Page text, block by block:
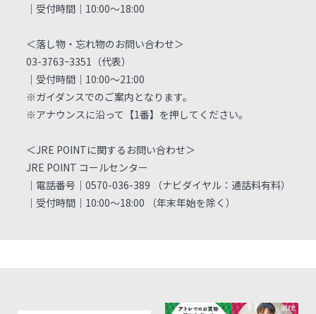
｜受付時間｜10:00～18:00
＜落し物・忘れ物のお問い合わせ＞
03-3763ｰ3351（代表）
｜受付時間｜10:00～21:00
※ガイダンスでのご案内となります。
※アナウンスに沿って【1番】を押してください。
＜JRE POINTに関するお問い合わせ＞
JRE POINT コールセンター
｜電話番号｜0570-036-389 （ナビダイヤル：通話料有料）
｜受付時間｜10:00～18:00 （年末年始を除く）